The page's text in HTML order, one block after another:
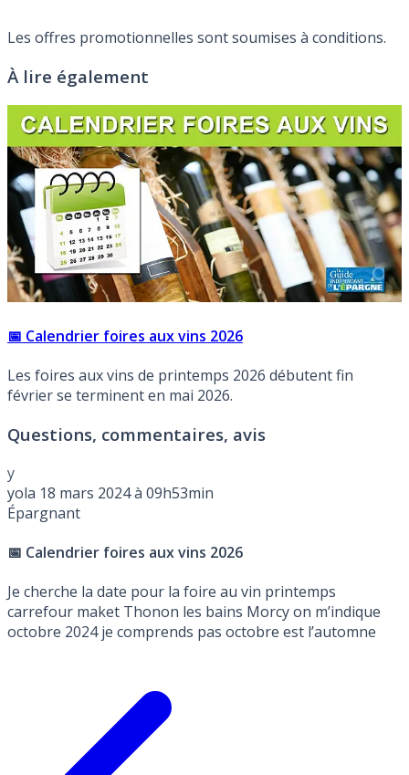
Les offres promotionnelles sont soumises à conditions.
À lire également
📅 Calendrier foires aux vins 2026
Les foires aux vins de printemps 2026 débutent fin
février se terminent en mai 2026.
Questions, commentaires, avis
y
yola 18 mars 2024 à 09h53min
Épargnant
📅 Calendrier foires aux vins 2026
Je cherche la date pour la foire au vin printemps
carrefour maket Thonon les bains Morcy on m’indique
octobre 2024 je comprends pas octobre est l’automne